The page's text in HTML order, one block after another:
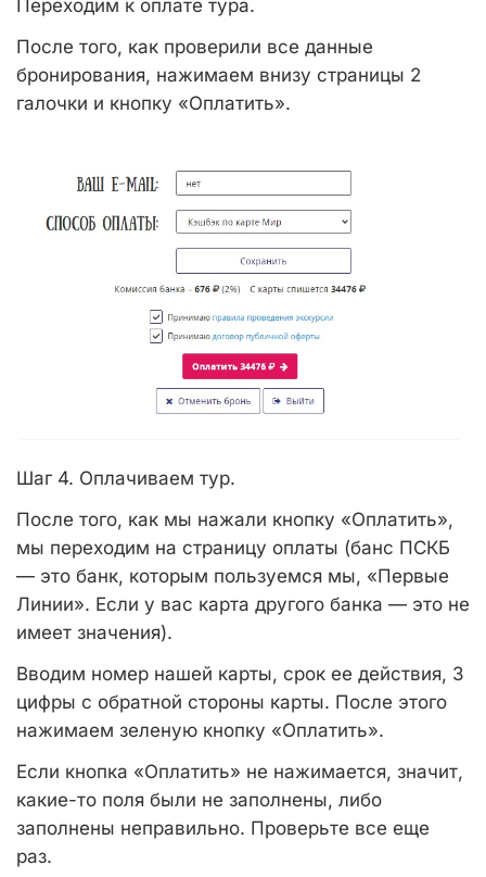
Переходим к оплате тура.
После того, как проверили все данные
бронирования, нажимаем внизу страницы 2
галочки и кнопку «Оплатить».
Шаг 4. Оплачиваем тур.
После того, как мы нажали кнопку «Оплатить»,
мы переходим на страницу оплаты (банс ПСКБ
— это банк, которым пользуемся мы, «Первые
Линии». Если у вас карта другого банка — это не
имеет значения).
Вводим номер нашей карты, срок ее действия, 3
цифры с обратной стороны карты. После этого
нажимаем зеленую кнопку «Оплатить».
Если кнопка «Оплатить» не нажимается, значит,
какие-то поля были не заполнены, либо
заполнены неправильно. Проверьте все еще
раз.